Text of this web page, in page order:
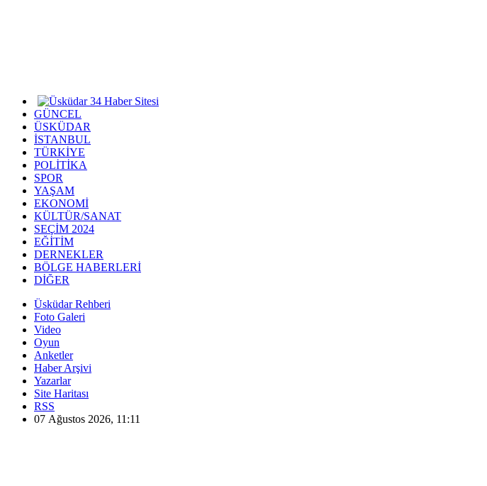
GÜNCEL
ÜSKÜDAR
İSTANBUL
TÜRKİYE
POLİTİKA
SPOR
YAŞAM
EKONOMİ
KÜLTÜR/SANAT
SEÇİM 2024
EĞİTİM
DERNEKLER
BÖLGE HABERLERİ
DİĞER
Üsküdar Rehberi
Foto Galeri
Video
Oyun
Anketler
Haber Arşivi
Yazarlar
Site Haritası
RSS
07 Ağustos 2026, 11:11